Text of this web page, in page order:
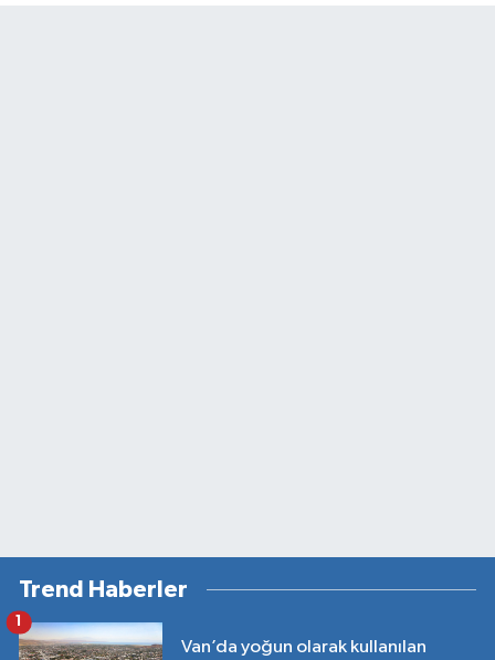
Trend Haberler
Van’da yoğun olarak kullanılan